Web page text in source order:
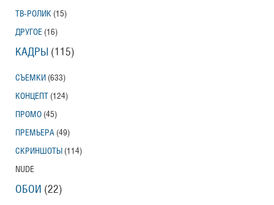
ТВ-РОЛИК (15)
ДРУГОЕ (16)
КАДРЫ (115)
СЪЕМКИ (633)
КОНЦЕПТ (124)
ПРОМО (45)
ПРЕМЬЕРА (49)
СКРИНШОТЫ (114)
NUDE
ОБОИ (22)